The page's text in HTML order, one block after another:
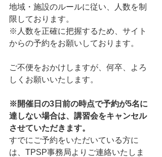
地域・施設のルールに従い、人数を制
限しております。
※人数を正確に把握するため、サイト
からの予約をお願いしております。
ご不便をおかけしますが、何卒、よろ
しくお願いいたします。
※開催日の3日前の時点で予約が5名に
達しない場合は、講習会をキャンセル
させていただきます。
すでにご予約をいただいている方に
は、TPSP事務局よりご連絡いたしま